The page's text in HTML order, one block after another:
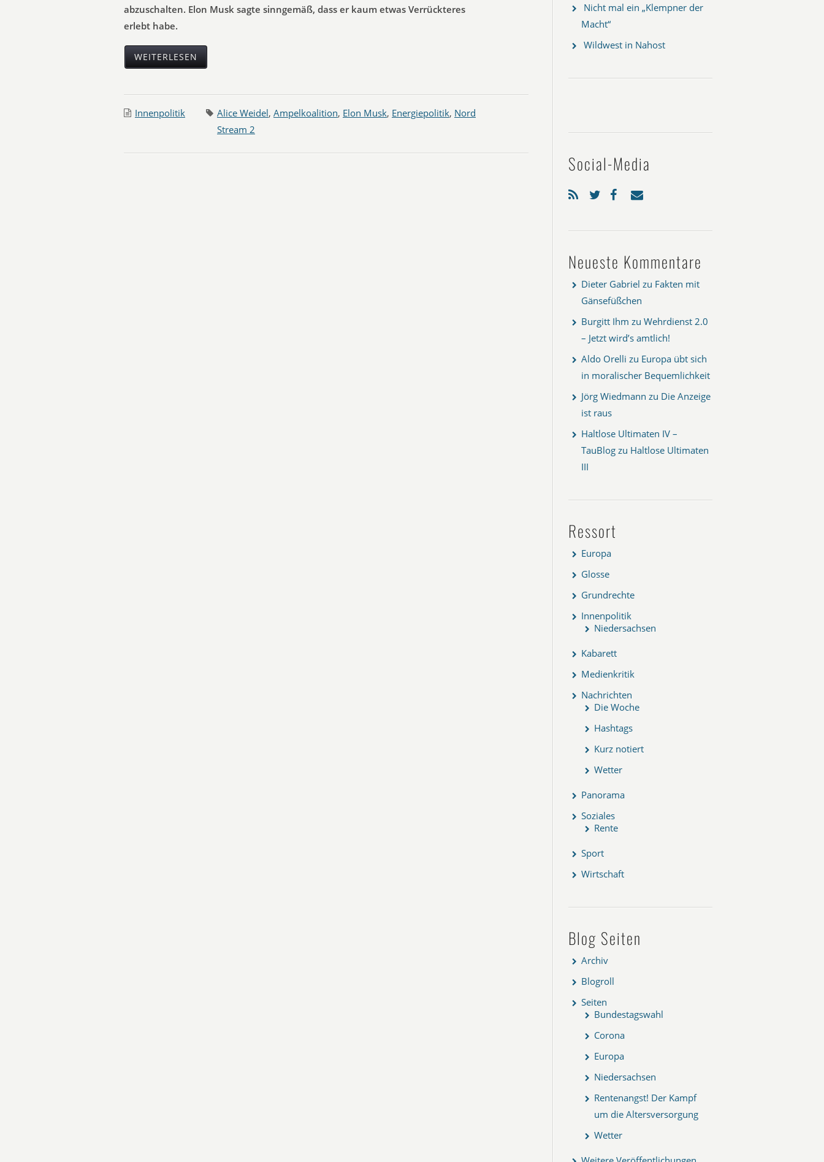
abzuschalten. Elon Musk sagte sinngemäß, dass er kaum etwas Verrückteres
erlebt habe.
WEITERLESEN
Innenpolitik Alice Weidel, Ampelkoalition, Elon Musk, Energiepolitik, Nord
Stream 2
Nicht mal ein „Klempner der
Macht“
Wildwest in Nahost
Social-Media
Neueste Kommentare
Dieter Gabriel zu Fakten mit
Gänsefüßchen
Burgitt Ihm zu Wehrdienst 2.0
– Jetzt wird’s amtlich!
Aldo Orelli zu Europa übt sich
in moralischer Bequemlichkeit
Jörg Wiedmann zu Die Anzeige
ist raus
Haltlose Ultimaten IV –
TauBlog zu Haltlose Ultimaten
III
Ressort
Europa
Glosse
Grundrechte
Innenpolitik
Niedersachsen
Kabarett
Medienkritik
Nachrichten
Die Woche
Hashtags
Kurz notiert
Wetter
Panorama
Soziales
Rente
Sport
Wirtschaft
Blog Seiten
Archiv
Blogroll
Seiten
Bundestagswahl
Corona
Europa
Niedersachsen
Rentenangst! Der Kampf
um die Altersversorgung
Wetter